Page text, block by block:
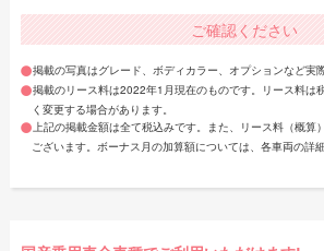
ご確認ください
掲載の写真はグレード、ボディカラー、オプションなど実
掲載のリース料は2022年1月現在のものです。リース料は
く変更する場合があります。
上記の掲載金額は全て税込みです。また、リース料（概算
ございます。ボーナス月の加算額については、各車両の詳